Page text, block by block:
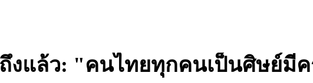
งแล้ว: "คนไทยทุกคนเป็นศิษย์มี